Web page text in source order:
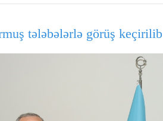
tələbələrlə görüş keçirilib